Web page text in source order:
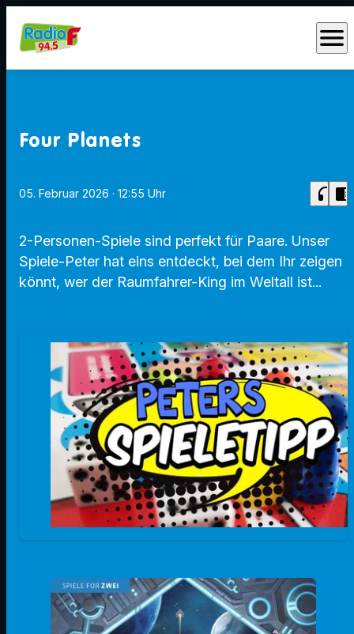
menu
Four Planets
05. Februar 2026 · 12:55 Uhr headphones chrome_reader_mode
2-Personen-Spiele sind perfekt für Paare. Unser
Spiele-Peter hat eins entdeckt, bei dem Ihr zeigen
könnt, wer der Raumfahrer-King im Weltall ist...